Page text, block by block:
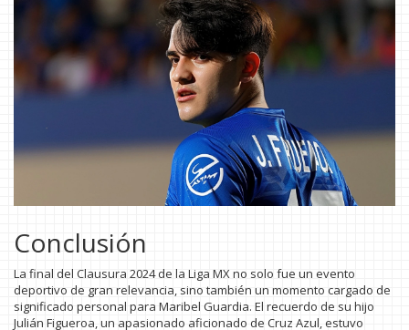
Conclusión
La final del Clausura 2024 de la Liga MX no solo fue un evento
deportivo de gran relevancia, sino también un momento cargado de
significado personal para Maribel Guardia. El recuerdo de su hijo
Julián Figueroa, un apasionado aficionado de Cruz Azul, estuvo